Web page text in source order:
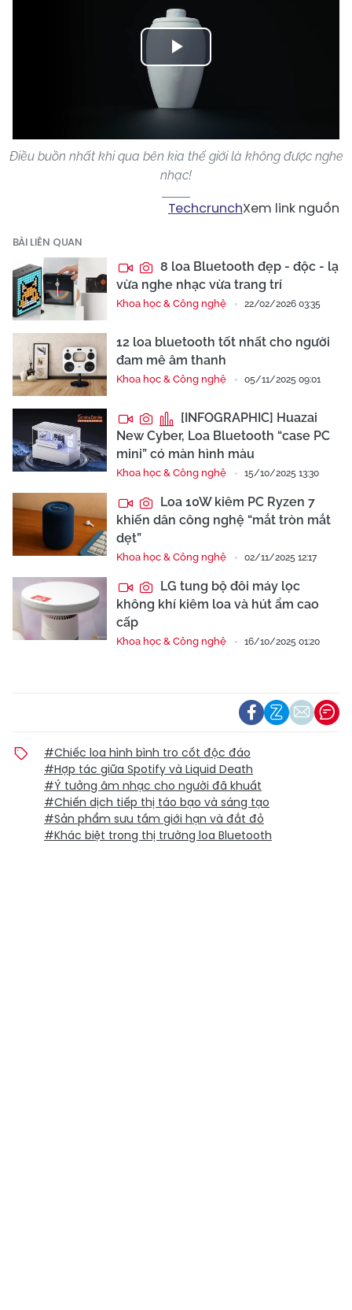
Play
Video
Điều buồn nhất khi qua bên kia thế giới là không được nghe
nhạc!
TechcrunchXem link nguồn
BÀI LIÊN QUAN
8 loa Bluetooth đẹp - độc - lạ
vừa nghe nhạc vừa trang trí
Khoa học & Công nghệ 22/02/2026 03:35
12 loa bluetooth tốt nhất cho người
đam mê âm thanh
Khoa học & Công nghệ 05/11/2025 09:01
[INFOGRAPHIC] Huazai
New Cyber, Loa Bluetooth “case PC
mini” có màn hình màu
Khoa học & Công nghệ 15/10/2025 13:30
Loa 10W kiêm PC Ryzen 7
khiến dân công nghệ “mắt tròn mắt
dẹt”
Khoa học & Công nghệ 02/11/2025 12:17
LG tung bộ đôi máy lọc
không khí kiêm loa và hút ẩm cao
cấp
Khoa học & Công nghệ 16/10/2025 01:20
#Chiếc loa hình bình tro cốt độc đáo
#Hợp tác giữa Spotify và Liquid Death
#Ý tưởng âm nhạc cho người đã khuất
#Chiến dịch tiếp thị táo bạo và sáng tạo
#Sản phẩm sưu tầm giới hạn và đắt đỏ
#Khác biệt trong thị trường loa Bluetooth